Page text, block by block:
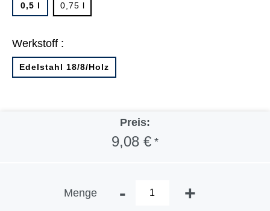
0,5 l 0,75 l
Werkstoff :
Edelstahl 18/8/Holz
Preis:
9,08 € *
Menge - +